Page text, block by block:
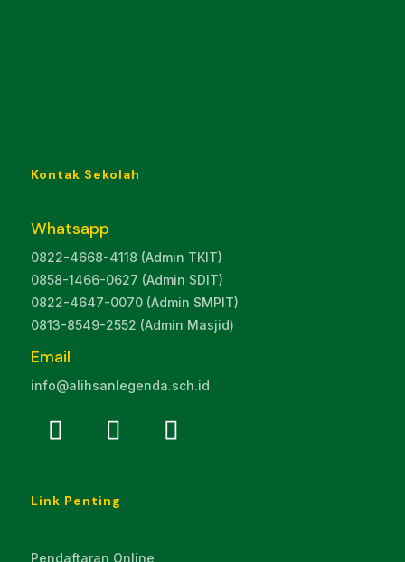
Kontak Sekolah
Whatsapp
0822-4668-4118 (Admin TKIT)
0858-1466-0627 (Admin SDIT)
0822-4647-0070 (Admin SMPIT)
0813-8549-2552 (Admin Masjid)
Email
info@alihsanlegenda.sch.id
Link Penting
Pendaftaran Online